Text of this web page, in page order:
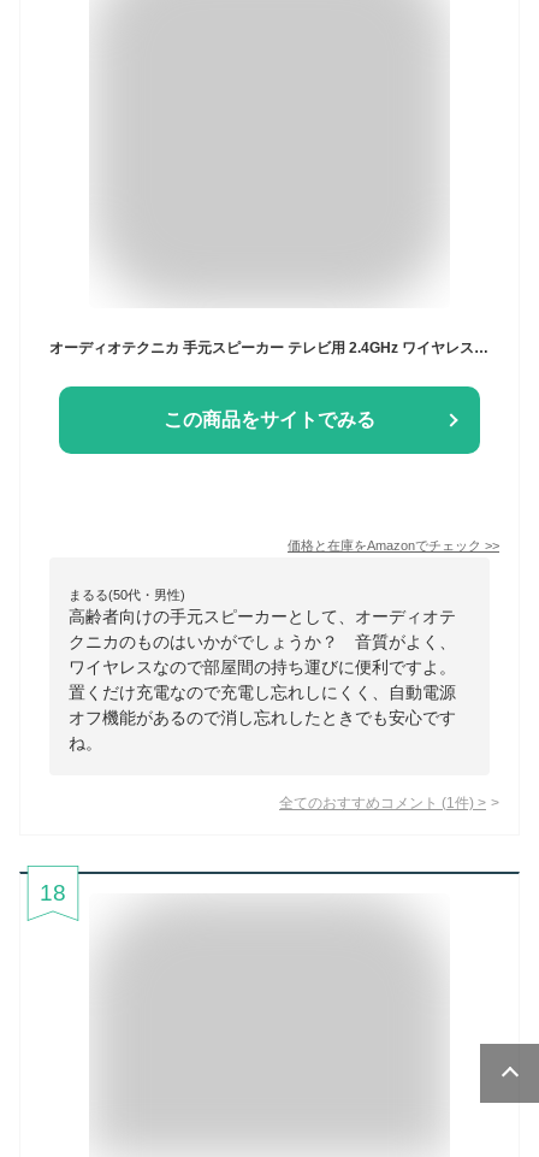
オーディオテクニカ 手元スピーカー テレビ用 2.4GHz ワイヤレス はっきり音 ステレオ かんたん操作 置くだけ充電 自動電源オフ機能 防滴 アンプ内蔵 ヘッドホン端子付き サウンドアシストシリーズ AT-SP767XTV ブラック
この商品をサイトでみる
価格と在庫をAmazonでチェック >>
まるる(50代・男性)
高齢者向けの手元スピーカーとして、オーディオテ
クニカのものはいかがでしょうか？ 音質がよく、
ワイヤレスなので部屋間の持ち運びに便利ですよ。
置くだけ充電なので充電し忘れしにくく、自動電源
オフ機能があるので消し忘れしたときでも安心です
ね。
全てのおすすめコメント (1 件) >
18